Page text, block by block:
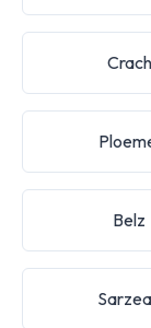
Crach
Belz